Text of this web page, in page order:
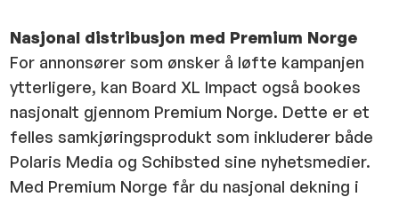
Nasjonal distribusjon med Premium Norge
For annonsører som ønsker å løfte kampanjen
ytterligere, kan Board XL Impact også bookes
nasjonalt gjennom Premium Norge. Dette er et
felles samkjøringsprodukt som inkluderer både
Polaris Media og Schibsted sine nyhetsmedier.
Med Premium Norge får du nasjonal dekning i